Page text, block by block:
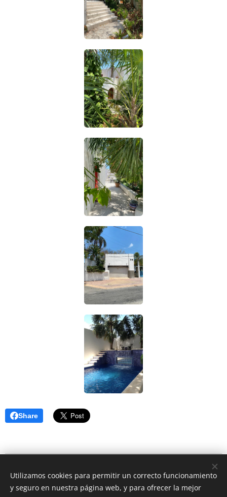
Share
Rivera Maya Mexico
Utilizamos cookies para permitir un correcto funcionamiento
y seguro en nuestra página web, y para ofrecer la mejor